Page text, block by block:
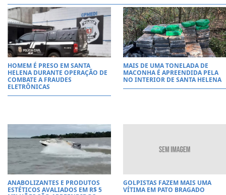
HOMEM É PRESO EM SANTA
HELENA DURANTE OPERAÇÃO DE
COMBATE A FRAUDES
ELETRÔNICAS
MAIS DE UMA TONELADA DE
MACONHA É APREENDIDA PELA
NO INTERIOR DE SANTA HELENA
ANABOLIZANTES E PRODUTOS
ESTÉTICOS AVALIADOS EM R$ 5
GOLPISTAS FAZEM MAIS UMA
VÍTIMA EM PATO BRAGADO